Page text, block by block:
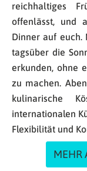
reichhaltiges
offenlässt, und
Dinner auf euch.
tagsüber die
erkunden, ohne
zu machen.
kulinarische
internationalen
Flexibilität und
MEHR